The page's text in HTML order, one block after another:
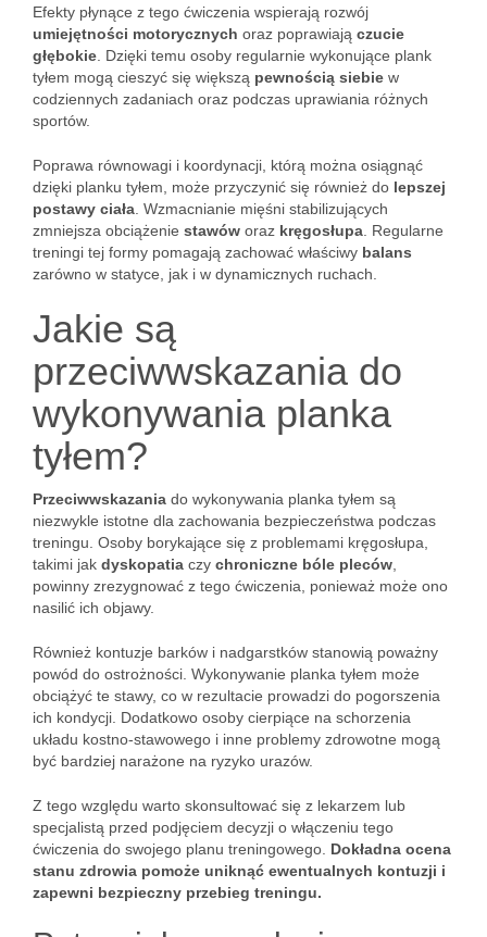
Efekty płynące z tego ćwiczenia wspierają rozwój
umiejętności motorycznych oraz poprawiają czucie
głębokie . Dzięki temu osoby regularnie wykonujące plank
tyłem mogą cieszyć się większą pewnością siebie w
codziennych zadaniach oraz podczas uprawiania różnych
sportów.
Poprawa równowagi i koordynacji, którą można osiągnąć
dzięki planku tyłem, może przyczynić się również do lepszej
postawy ciała . Wzmacnianie mięśni stabilizujących
zmniejsza obciążenie stawów oraz kręgosłupa . Regularne
treningi tej formy pomagają zachować właściwy balans
zarówno w statyce, jak i w dynamicznych ruchach.
Jakie są
przeciwwskazania do
wykonywania planka
tyłem?
Przeciwwskazania do wykonywania planka tyłem są
niezwykle istotne dla zachowania bezpieczeństwa podczas
treningu. Osoby borykające się z problemami kręgosłupa,
takimi jak dyskopatia czy chroniczne bóle pleców
powinny zrezygnować z tego ćwiczenia, ponieważ może ono
nasilić ich objawy.
Również kontuzje barków i nadgarstków stanowią poważny
powód do ostrożności. Wykonywanie planka tyłem może
obciążyć te stawy, co w rezultacie prowadzi do pogorszenia
ich kondycji. Dodatkowo osoby cierpiące na schorzenia
układu kostno-stawowego i inne problemy zdrowotne mogą
być bardziej narażone na ryzyko urazów.
Z tego względu warto skonsultować się z lekarzem lub
specjalistą przed podjęciem decyzji o włączeniu tego
ćwiczenia do swojego planu treningowego. Dokładna ocena
stanu zdrowia pomoże uniknąć ewentualnych kontuzji i
zapewni bezpieczny przebieg treningu.